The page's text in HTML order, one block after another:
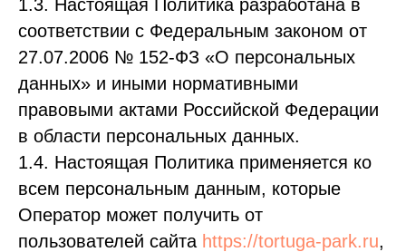
1.3. Настоящая Политика разработана в
соответствии с Федеральным законом от
27.07.2006 № 152-ФЗ «О персональных
данных» и иными нормативными
правовыми актами Российской Федерации
в области персональных данных.
1.4. Настоящая Политика применяется ко
всем персональным данным, которые
Оператор может получить от
пользователей сайта https://tortuga-park.ru,